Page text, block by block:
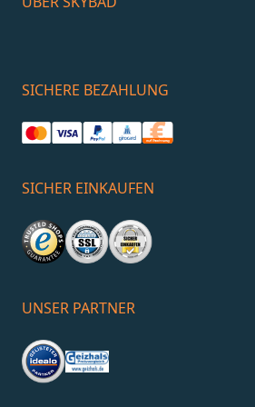
SICHERE BEZAHLUNG
SICHER EINKAUFEN
UNSER PARTNER